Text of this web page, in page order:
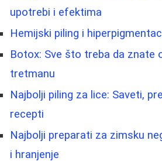
upotrebi i efektima
Hemijski piling i
Botox: Sve što treba da znate
tretmanu
Najbolji piling za lice: Saveti,
recepti
Najbolji preparati za zimsku
i hranjenje